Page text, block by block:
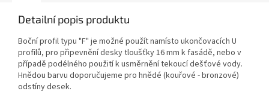
Detailní popis produktu
Boční profil typu "F" je možné použít namísto ukončovacích U
profilů, pro připevnění desky tloušťky 16 mm k fasádě, nebo v
případě podélného použití k usměrnění tekoucí dešťové vody.
Hnědou barvu doporučujeme pro hnědé (kouřové - bronzové)
odstíny desek.